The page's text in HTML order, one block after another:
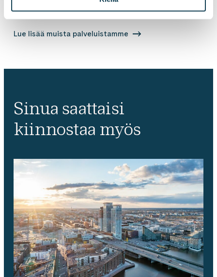
Lue lisää muista palveluistamme
Sinua saattaisi
kiinnostaa myös